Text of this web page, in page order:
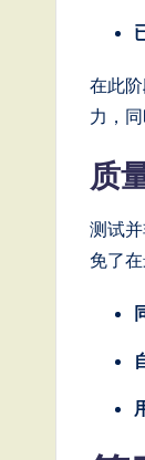
在此
力，
质
测试
免了